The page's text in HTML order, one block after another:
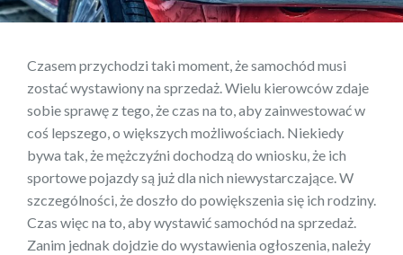
Czasem przychodzi taki moment, że samochód musi
zostać wystawiony na sprzedaż. Wielu kierowców zdaje
sobie sprawę z tego, że czas na to, aby zainwestować w
coś lepszego, o większych możliwościach. Niekiedy
bywa tak, że mężczyźni dochodzą do wniosku, że ich
sportowe pojazdy są już dla nich niewystarczające. W
szczególności, że doszło do powiększenia się ich rodziny.
Czas więc na to, aby wystawić samochód na sprzedaż.
Zanim jednak dojdzie do wystawienia ogłoszenia, należy